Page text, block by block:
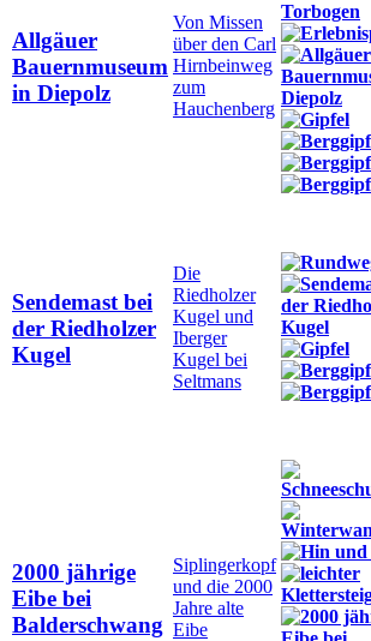
Allgäuer
Bauernmuseum
in Diepolz
Von Missen
über den Carl
Hirnbeinweg
zum
Hauchenberg
Sendemast bei
der Riedholzer
Kugel
Die
Riedholzer
Kugel und
Iberger
Kugel bei
Seltmans
2000 jährige
Eibe bei
Balderschwang
Siplingerkopf
und die 2000
Jahre alte
Eibe